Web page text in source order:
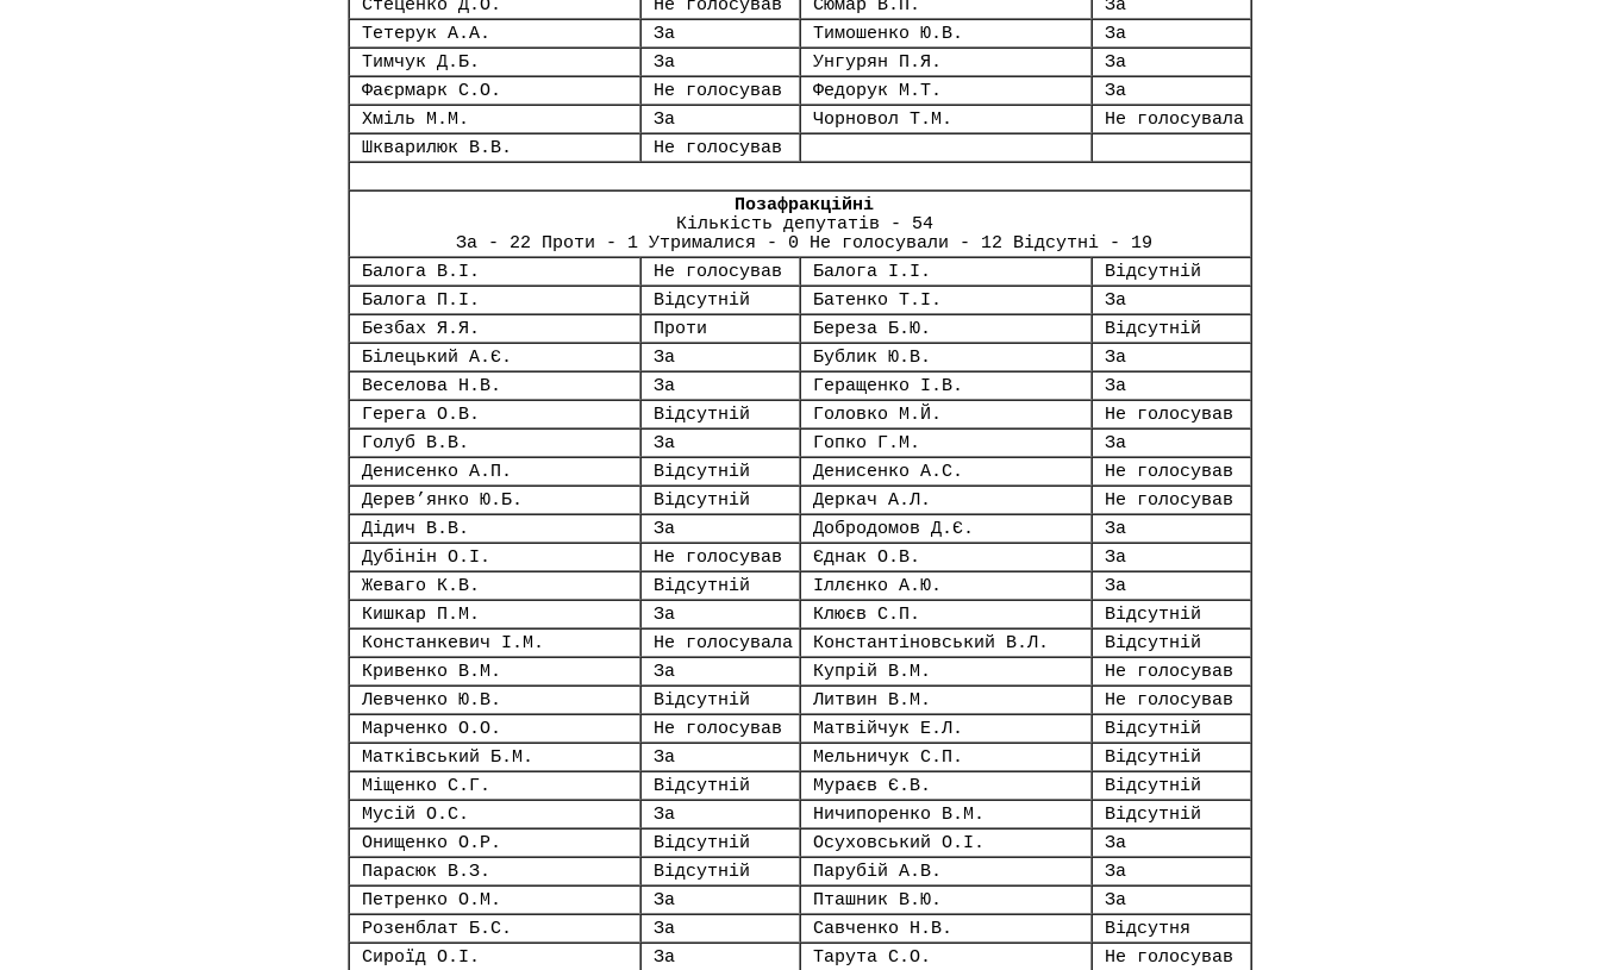
Стеценко Д.О.
Не голосував Сюмар В.П.
За
Тетерук А.А.
За Тимошенко Ю.В.
За
Тимчук Д.Б.
За Унгурян П.Я.
За
Фаєрмарк С.О.
Не голосував Федорук М.Т.
За
Хміль М.М.
За Чорновол Т.М.
Не голосувала
Шкварилюк В.В.
Не голосував
Позафракційні
Кількість депутатів - 54
За - 22 Проти - 1 Утрималися - 0 Не голосували - 12 Відсутні - 19
Балога В.І.
Не голосував Балога І.І.
Відсутній
Балога П.І.
Відсутній Батенко Т.І.
За
Безбах Я.Я.
Проти Береза Б.Ю.
Відсутній
Білецький А.Є.
За Бублик Ю.В.
За
Веселова Н.В.
За Геращенко І.В.
За
Герега О.В.
Відсутній Головко М.Й.
Не голосував
Голуб В.В.
За Гопко Г.М.
За
Денисенко А.П.
Відсутній Денисенко А.С.
Не голосував
Дерев’янко Ю.Б.
Відсутній Деркач А.Л.
Не голосував
Дідич В.В.
За Добродомов Д.Є.
За
Дубінін О.І.
Не голосував Єднак О.В.
За
Жеваго К.В.
Відсутній Іллєнко А.Ю.
За
Кишкар П.М.
За Клюєв С.П.
Відсутній
Констанкевич І.М.
Не голосувала Константіновський В.Л.
Відсутній
Кривенко В.М.
За Купрій В.М.
Не голосував
Левченко Ю.В.
Відсутній Литвин В.М.
Не голосував
Марченко О.О.
Не голосував Матвійчук Е.Л.
Відсутній
Матківський Б.М.
За Мельничук С.П.
Відсутній
Міщенко С.Г.
Відсутній Мураєв Є.В.
Відсутній
Мусій О.С.
За Ничипоренко В.М.
Відсутній
Онищенко О.Р.
Відсутній Осуховський О.І.
За
Парасюк В.З.
Відсутній Парубій А.В.
За
Петренко О.М.
За Пташник В.Ю.
За
Розенблат Б.С.
За Савченко Н.В.
Відсутня
Сироїд О.І.
За Тарута С.О. Не голосував